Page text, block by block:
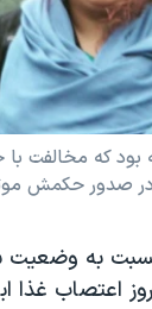
۲۰۲۴
بود که مخالفت
صدور حکمش
به وضعیت
اعتصاب غذا